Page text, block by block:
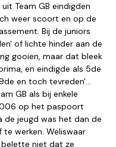
Team GB eindigden
weer scoort en op de
Bij de juniors
of lichte hinder aan de
gooien, maar dat bleek
en eindigde als 5de
en toch tevreden'...
GB als bij enkele
op het paspoort
de jeugd was het dan de
werken. Weliswaar
niet dat ze